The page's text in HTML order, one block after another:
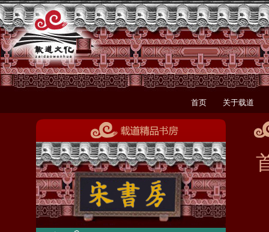
首页 关于载道